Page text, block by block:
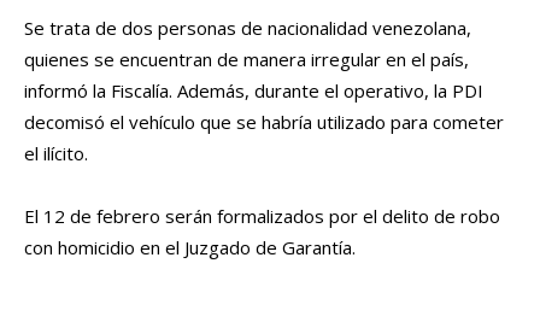
Se trata de dos personas de nacionalidad venezolana,
quienes se encuentran de manera irregular en el país,
informó la Fiscalía. Además, durante el operativo, la PDI
decomisó el vehículo que se habría utilizado para cometer
el ilícito.
El 12 de febrero serán formalizados por el delito de robo
con homicidio en el Juzgado de Garantía.